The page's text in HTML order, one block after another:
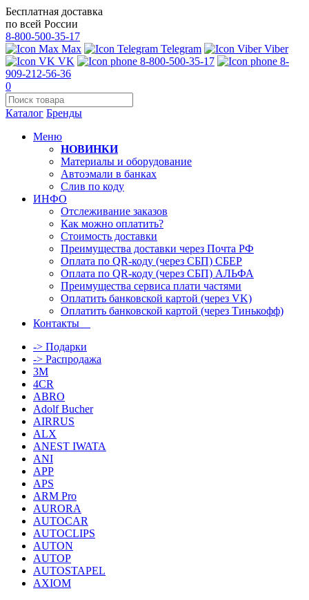
Бесплатная доставка
по всей России
8-800-500-35-17
Max
Telegram
Viber
VK
8-800-500-35-17
8-
909-212-56-36
0
Каталог Бренды
Меню
НОВИНКИ
Материалы и оборудование
Автоэмали в банках
Слив по коду
ИНФО
Отслеживание заказов
Как можно оплатить?
Стоимость доставки
Преимущества доставки через Почта РФ
Оплата по QR-коду (через СБП) СБЕР
Оплата по QR-коду (через СБП) АЛЬФА
Преимущества сервиса плати частями
Оплатить банковской картой (через VK)
Оплатить банковской картой (через Тинькофф)
Контакты
-> Подарки
-> Распродажа
3M
4CR
ABRO
Adolf Bucher
AIRRUS
ALX
ANEST IWATA
ANI
APP
APS
ARM Pro
AURORA
AUTOCAR
AUTOCLIPS
AUTON
AUTOP
AUTOSTAPEL
AXIOM